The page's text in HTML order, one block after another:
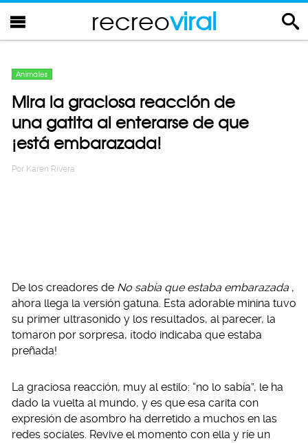
recreoviral
Animales
Mira la graciosa reacción de
una gatita al enterarse de que
¡está embarazada!
Por Karen Rivera
De los creadores de No sabía que estaba embarazada ,
ahora llega la versión gatuna. Esta adorable minina tuvo
su primer ultrasonido y los resultados, al parecer, la
tomaron por sorpresa, ¡todo indicaba que estaba
preñada!
La graciosa reacción, muy al estilo: “no lo sabía”, le ha
dado la vuelta al mundo, y es que esa carita con
expresión de asombro ha derretido a muchos en las
redes sociales. Revive el momento con ella y ríe un